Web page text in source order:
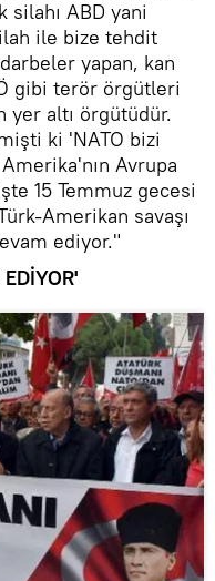
ABD yani
ile bize tehdit
yapan, kan
gibi terör örgütleri
yer altı örgütüdür.
ki 'NATO bizi
Avrupa
15 Temmuz gecesi
Amerikan savaşı
ediyor."